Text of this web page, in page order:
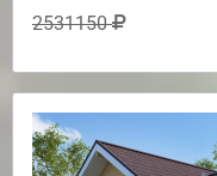
2531150